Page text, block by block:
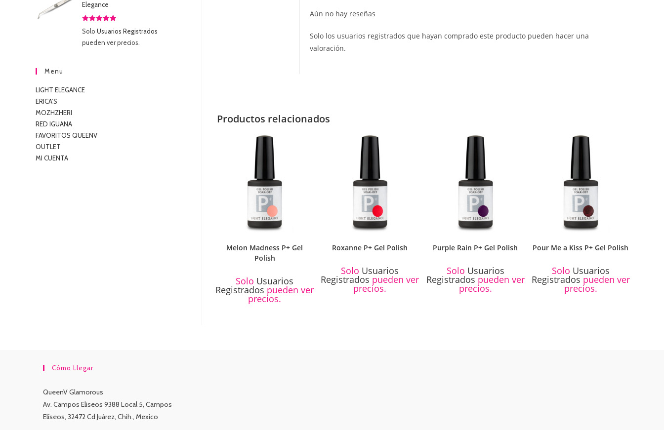
Aún no hay reseñas
Solo los usuarios registrados que hayan comprado este producto pueden hacer una
valoración.
Productos relacionados
Melon Madness P+ Gel
Polish
Solo Usuarios
Registrados pueden ver
precios.
Roxanne P+ Gel Polish
Solo Usuarios
Registrados pueden ver
precios.
Purple Rain P+ Gel Polish
Solo Usuarios
Registrados pueden ver
precios.
Pour Me a Kiss P+ Gel Polish
Solo Usuarios
Registrados pueden ver
precios.
Elegance
Valorado
5.00
5
Solo Usuarios Registrados
pueden ver precios.
Menu
LIGHT ELEGANCE
ERICA’S
MOZHZHERI
RED IGUANA
FAVORITOS QUEENV
OUTLET
MI CUENTA
Cómo Llegar
QueenV Glamorous
Av. Campos Eliseos 9388 Local 5, Campos
Elíseos, 32472 Cd Juárez, Chih., Mexico